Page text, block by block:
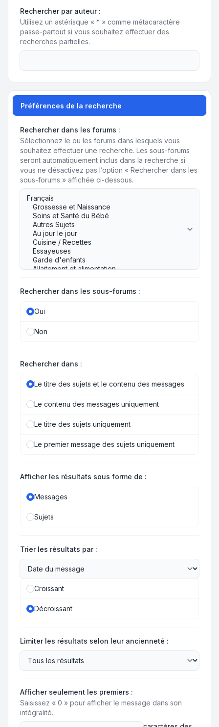
Rechercher par auteur :
Utilisez un astérisque « * » comme métacaractère
passe-partout si vous souhaitez effectuer des
recherches partielles.
Préférences de la recherche
Rechercher dans les forums :
Sélectionnez le ou les forums dans lesquels vous
souhaitez effectuer une recherche. Les sous-forums
seront automatiquement inclus dans la recherche si
vous ne désactivez pas l’option « Rechercher dans les
sous-forums » affichée ci-dessous.
Rechercher dans les sous-forums :
Oui
Non
Rechercher dans :
Le titre des sujets et le contenu des messages
Le contenu des messages uniquement
Le titre des sujets uniquement
Le premier message des sujets uniquement
Afficher les résultats sous forme de :
Messages
Sujets
Trier les résultats par :
Croissant
Décroissant
Limiter les résultats selon leur ancienneté :
Afficher seulement les premiers :
Saisissez « 0 » pour afficher le message dans son
intégralité.